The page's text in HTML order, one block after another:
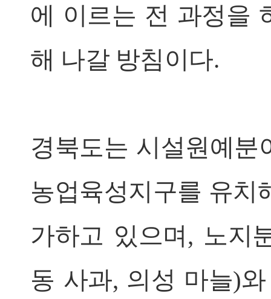
에 이르는 전 과정을
해 나갈 방침이다.
경북도는 시설원예
농업육성지구를 유치
가하고 있으며, 노지
동 사과, 의성 마늘)